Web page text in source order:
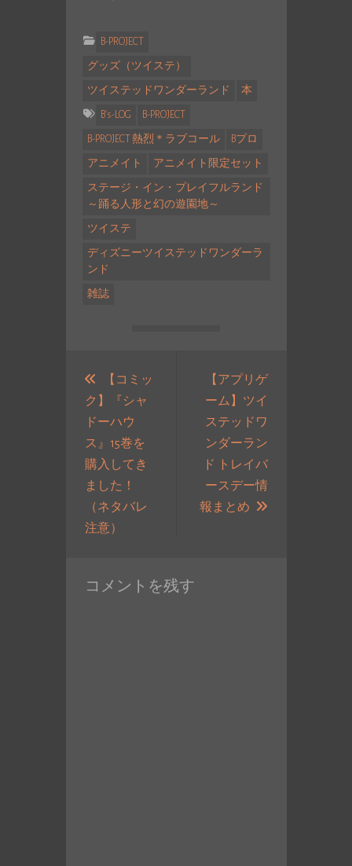
B-PROJECT
グッズ（ツイステ）
ツイステッドワンダーランド 本
B's-LOG B-PROJECT
B-PROJECT 熱烈＊ラブコール Bプロ
アニメイト アニメイト限定セット
ステージ・イン・プレイフルランド
～踊る人形と幻の遊園地～
ツイステ
ディズニーツイステッドワンダーラ
ンド
雑誌
【コミッ
ク】『シャ
ドーハウ
ス』15巻を
購入してき
ました！
（ネタバレ
注意）
投
【アプリゲ
ーム】ツイ
ステッドワ
ンダーラン
ド トレイバ
ースデー情
報まとめ
次
コメントを残す